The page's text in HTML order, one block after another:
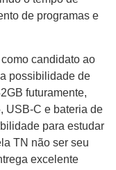
de programas e
candidato ao
possibilidade de
futuramente,
USB-C e bateria de
para estudar
TN não ser seu
excelente